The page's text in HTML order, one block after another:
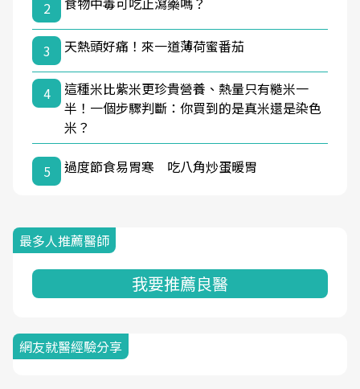
2
3 天熱頭好痛！來一道薄荷蜜番茄
4
這種米比紫米更珍貴營養、熱量只有糙米一
半！一個步驟判斷：你買到的是真米還是染色
米？
5 過度節食易胃寒 吃八角炒蛋暖胃
最多人推薦醫師
我要推薦良醫
網友就醫經驗分享